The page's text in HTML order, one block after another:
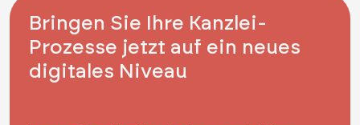
Bringen Sie Ihre Kanzlei-
Prozesse jetzt auf ein neues
digitales Niveau